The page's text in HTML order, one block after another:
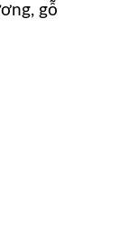
gỗ